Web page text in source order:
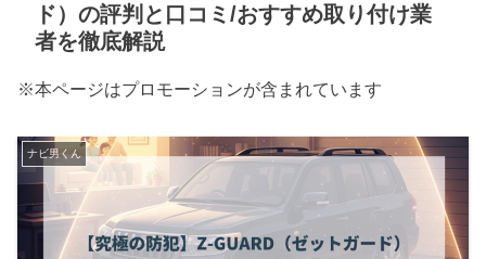
ド）の評判と口コミ/おすすめ取り付け業
者を徹底解説
※本ページはプロモーションが含まれています
ナビ男くん